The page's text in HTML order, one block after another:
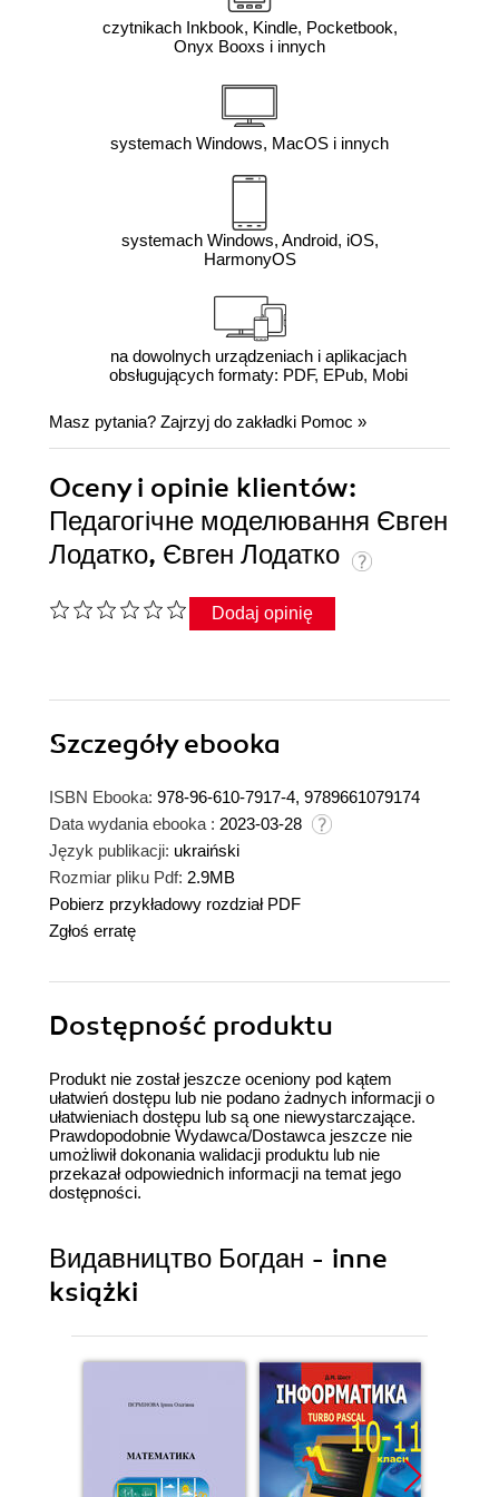
czytnikach Inkbook, Kindle, Pocketbook,
Onyx Booxs i innych
systemach Windows, MacOS i innych
systemach Windows, Android, iOS,
HarmonyOS
na dowolnych urządzeniach i aplikacjach
obsługujących formaty: PDF, EPub, Mobi
Masz pytania? Zajrzyj do zakładki Pomoc »
Oceny i opinie klientów:
Педагогічне моделювання Євген
Лодатко, Євген Лодатко
Dodaj opinię
Szczegółyebooka
ISBN Ebooka: 978-96-610-7917-4, 9789661079174
Data wydania ebooka : 2023-03-28
Język publikacji: ukraiński
Rozmiar pliku Pdf: 2.9MB
Pobierz przykładowy rozdział PDF
Zgłoś erratę
Dostępność produktu
Produkt nie został jeszcze oceniony pod kątem
ułatwień dostępu lub nie podano żadnych informacji o
ułatwieniach dostępu lub są one niewystarczające.
Prawdopodobnie Wydawca/Dostawca jeszcze nie
umożliwił dokonania walidacji produktu lub nie
przekazał odpowiednich informacji na temat jego
dostępności.
Видавництво Богдан - inne
książki